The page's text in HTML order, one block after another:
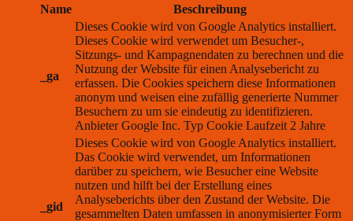
Name
Beschreibung
_ga
Dieses Cookie wird von Google Analytics installiert.
Dieses Cookie wird verwendet um Besucher-,
Sitzungs- und Kampagnendaten zu berechnen und die
Nutzung der Website für einen Analysebericht zu
erfassen. Die Cookies speichern diese Informationen
anonym und weisen eine zufällig generierte Nummer
Besuchern zu um sie eindeutig zu identifizieren.
Anbieter Google Inc. Typ Cookie Laufzeit 2 Jahre
_gid
Dieses Cookie wird von Google Analytics installiert.
Das Cookie wird verwendet, um Informationen
darüber zu speichern, wie Besucher eine Website
nutzen und hilft bei der Erstellung eines
Analyseberichts über den Zustand der Website. Die
gesammelten Daten umfassen in anonymisierter Form